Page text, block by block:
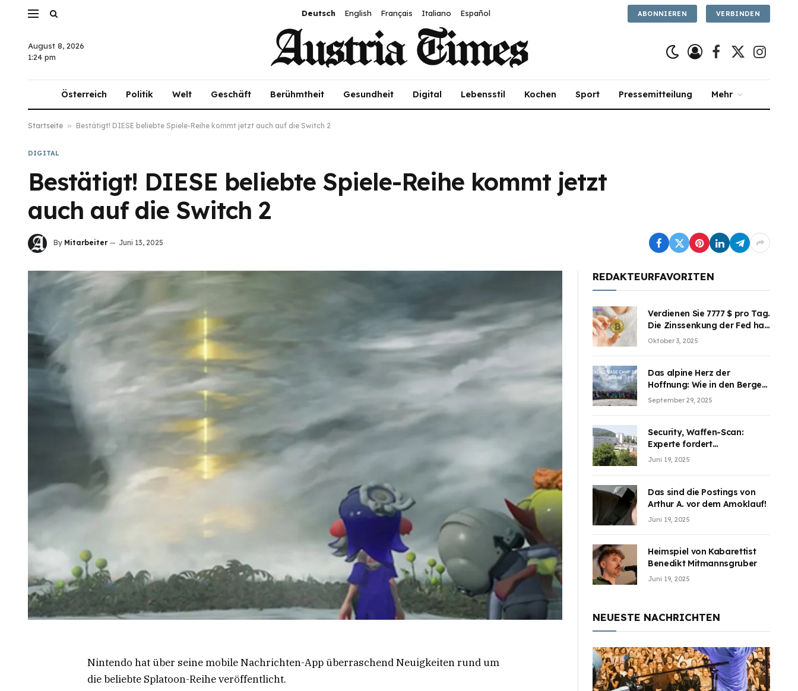
Deutsch English Français Italiano Español ABONNIEREN VERBINDEN
August 8, 2026
1:24 pm
Facebook
X
Österreich Politik Welt Geschäft Berühmtheit Gesundheit Digital Lebensstil Kochen Sport Pressemitteilung Mehr
Startseite » Bestätigt! DIESE beliebte Spiele-Reihe kommt jetzt auch auf die Switch 2
DIGITAL
Bestätigt! DIESE beliebte Spiele-Reihe kommt jetzt
auch auf die Switch 2
By Mitarbeiter Juni 13, 2025
Nintendo hat über seine mobile Nachrichten-App überraschend Neuigkeiten rund um
die beliebte Splatoon-Reihe veröffentlicht.
REDAKTEURFAVORITEN
Verdienen Sie 7777 $ pro Tag.
Die Zinssenkung der Fed hat
die Aufmerksamkeit des
teilzuhaben
Oktober 3, 2025
Das alpine Herz der
Hoffnung: Wie in den Bergen
Österreichs die unsichtbaren
September 29, 2025
Security, Waffen-Scan:
Experte fordert
Sicherheitsdiskussion an
Juni 19, 2025
Das sind die Postings von
Arthur A. vor dem Amoklauf!
Juni 19, 2025
Heimspiel von Kabarettist
Benedikt Mitmannsgruber
Juni 19, 2025
NEUESTE NACHRICHTEN